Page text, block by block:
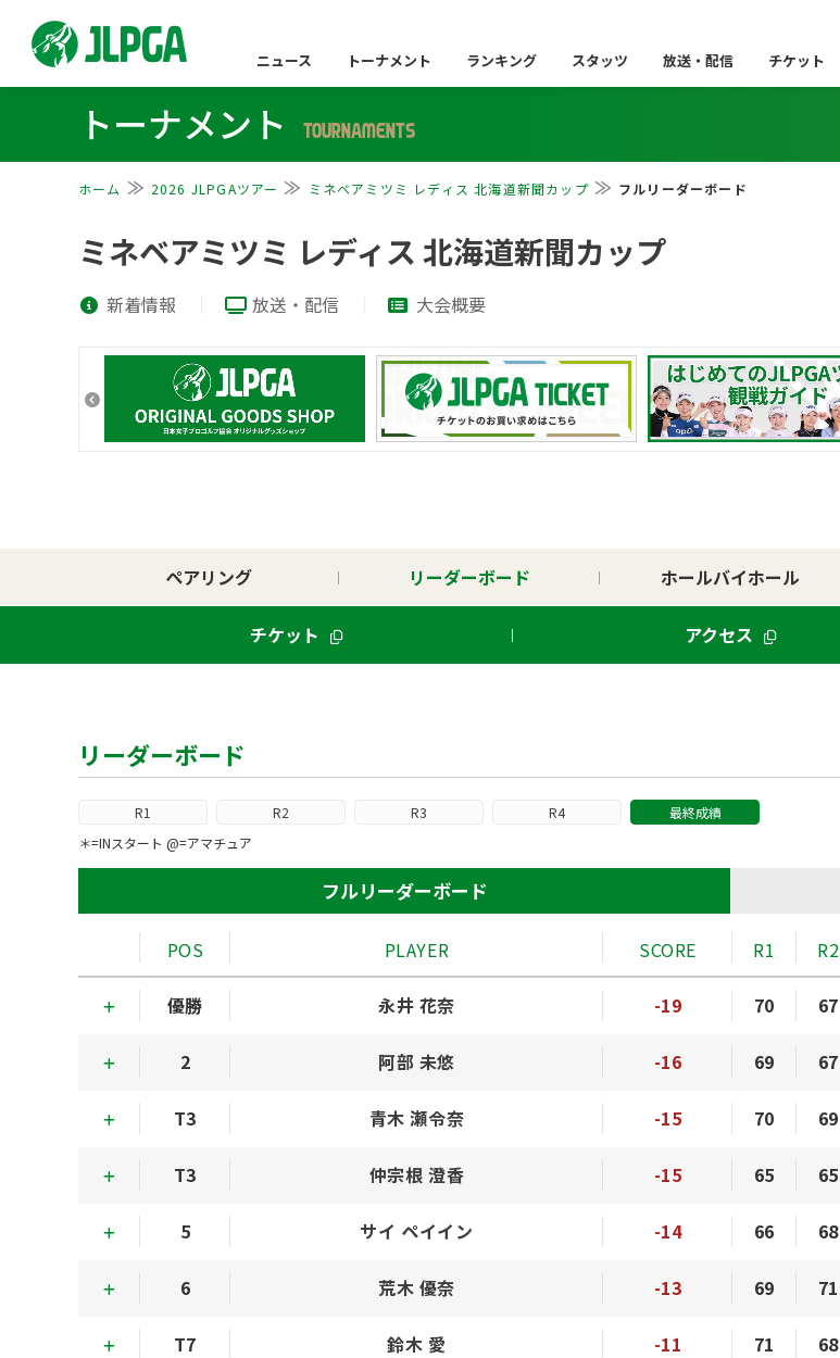
ニュース トーナメント ランキング スタッツ 放送・配信 チケット
トーナメント TOURNAMENTS
ホーム 2026 JLPGAツアー ミネベアミツミ レディス 北海道新聞カップ フルリーダーボード
ミネベアミツミ レディス 北海道新聞カップ
新着情報 放送・配信 大会概要
ペアリング リーダーボード ホールバイホール
チケット アクセス
リーダーボード
R1 R2 R3 R4 最終成績
＊=INスタート @=アマチュア
フルリーダーボード
POS PLAYER SCORE R1 R2
優勝 永井 花奈 -19 70 67
2 阿部 未悠 -16 69 67
T3 青木 瀬令奈 -15 70 69
T3 仲宗根 澄香 -15 65 65
5 サイ ペイイン -14 66 68
6 荒木 優奈 -13 69 71
T7 鈴木 愛 -11 71 68